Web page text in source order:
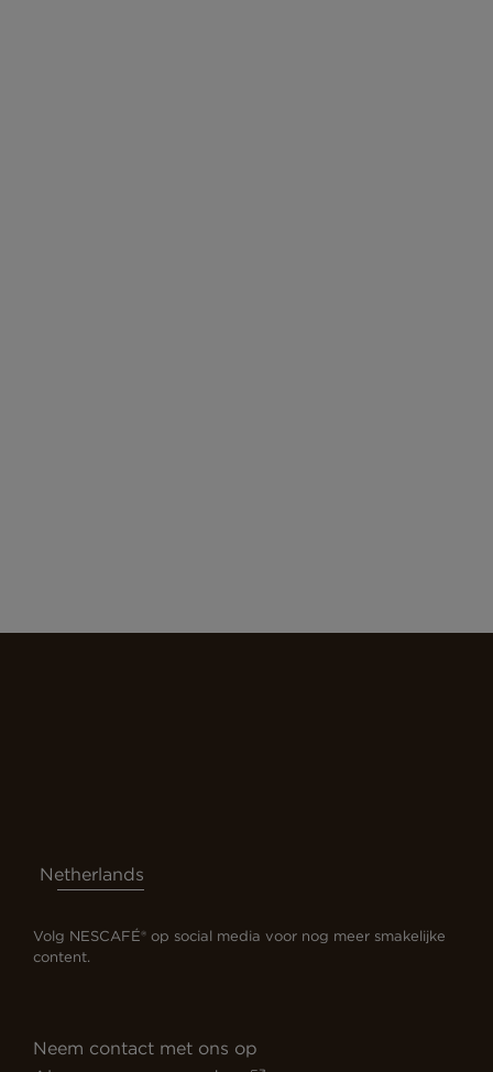
Netherlands
Volg NESCAFÉ® op social media voor nog meer smakelijke
content.
Neem contact met ons op